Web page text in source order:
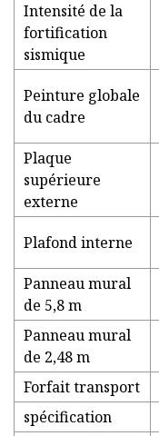
Intensité de la
fortification
sismique
Peinture globale
du cadre
Plaque
supérieure
externe
Plafond interne
Panneau mural
de 5,8 m
Panneau mural
de 2,48 m
Forfait transport
spécification